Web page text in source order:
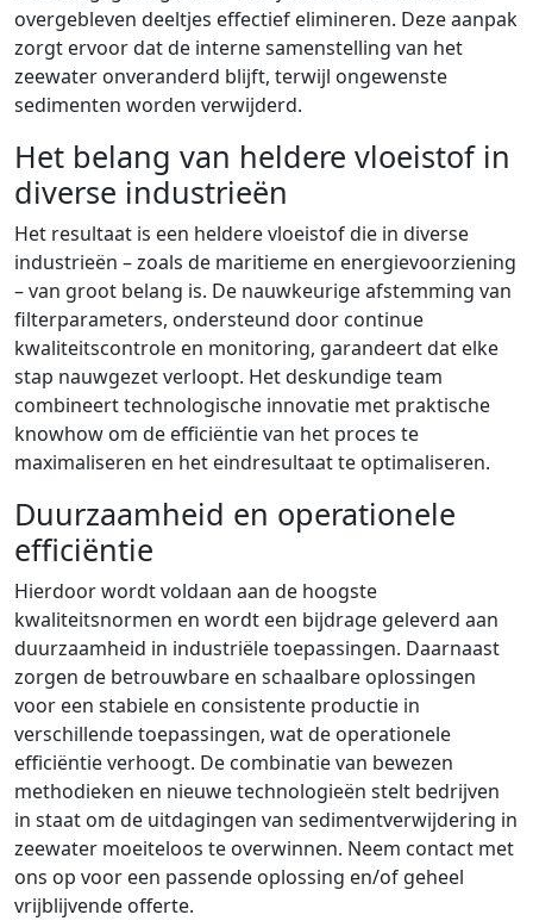
overgebleven deeltjes effectief elimineren. Deze aanpak
zorgt ervoor dat de interne samenstelling van het
zeewater onveranderd blijft, terwijl ongewenste
sedimenten worden verwijderd.
Het belang van heldere vloeistof in
diverse industrieën
Het resultaat is een heldere vloeistof die in diverse
industrieën – zoals de maritieme en energievoorziening
– van groot belang is. De nauwkeurige afstemming van
filterparameters, ondersteund door continue
kwaliteitscontrole en monitoring, garandeert dat elke
stap nauwgezet verloopt. Het deskundige team
combineert technologische innovatie met praktische
knowhow om de efficiëntie van het proces te
maximaliseren en het eindresultaat te optimaliseren.
Duurzaamheid en operationele
efficiëntie
Hierdoor wordt voldaan aan de hoogste
kwaliteitsnormen en wordt een bijdrage geleverd aan
duurzaamheid in industriële toepassingen. Daarnaast
zorgen de betrouwbare en schaalbare oplossingen
voor een stabiele en consistente productie in
verschillende toepassingen, wat de operationele
efficiëntie verhoogt. De combinatie van bewezen
methodieken en nieuwe technologieën stelt bedrijven
in staat om de uitdagingen van sedimentverwijdering in
zeewater moeiteloos te overwinnen. Neem contact met
ons op voor een passende oplossing en/of geheel
vrijblijvende offerte.